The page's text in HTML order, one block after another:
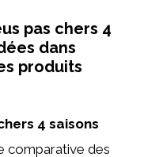
pas chers 4
dans
produits
4 saisons
comparative des